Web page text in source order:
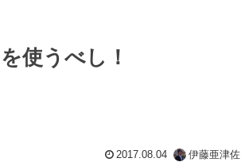
使うべし！
2017.08.04 伊藤亜津佐